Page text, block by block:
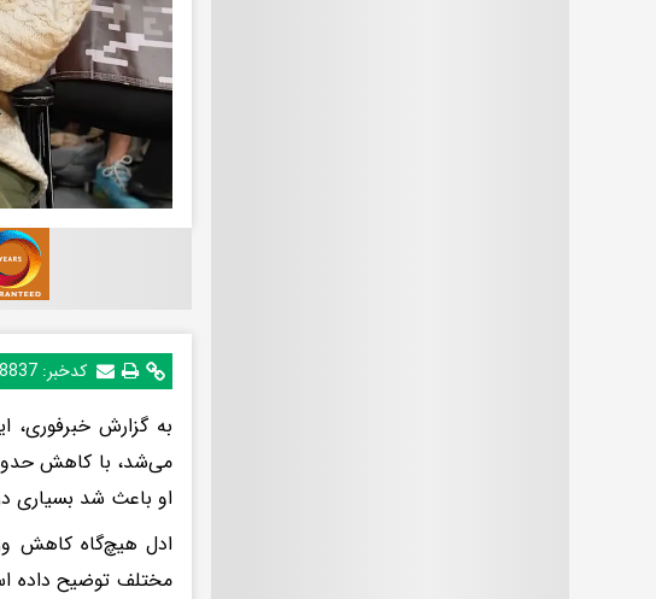
کدخبر:
به گزارش
او باعث شد بسیاری
ادل هیچ‌گاه کاهش
مختلف توضیح داده